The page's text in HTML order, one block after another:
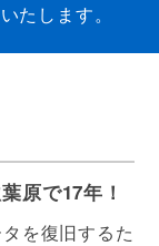
たします。
原で17年！
を復旧するた